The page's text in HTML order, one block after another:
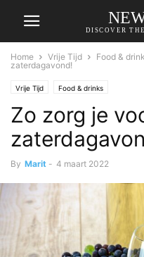
DISCOVER
Home Vrije Tijd Food &
zaterdagavond!
Vrije Tijd Food & drinks
Zo zorg je
By Marit - 4 maart 2022